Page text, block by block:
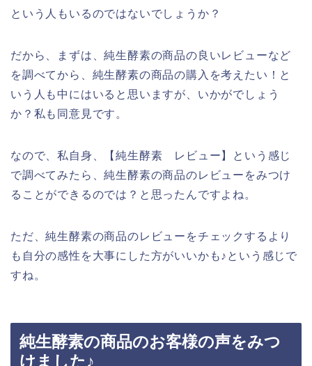
という人もいるのではないでしょうか？
だから、まずは、純生酵素の商品の良いレビューなど
を調べてから、純生酵素の商品の購入を考えたい！と
いう人も中にはいると思いますが、いかがでしょう
か？私も同意見です。
なので、私自身、【純生酵素 レビュー】という感じ
で調べてみたら、純生酵素の商品のレビューをみつけ
ることができるのでは？と思ったんですよね。
ただ、純生酵素の商品のレビューをチェックするより
も自分の感性を大事にした方がいいかも♪という感じで
すね。
純生酵素の商品のお客様の声をみつ
けました♪